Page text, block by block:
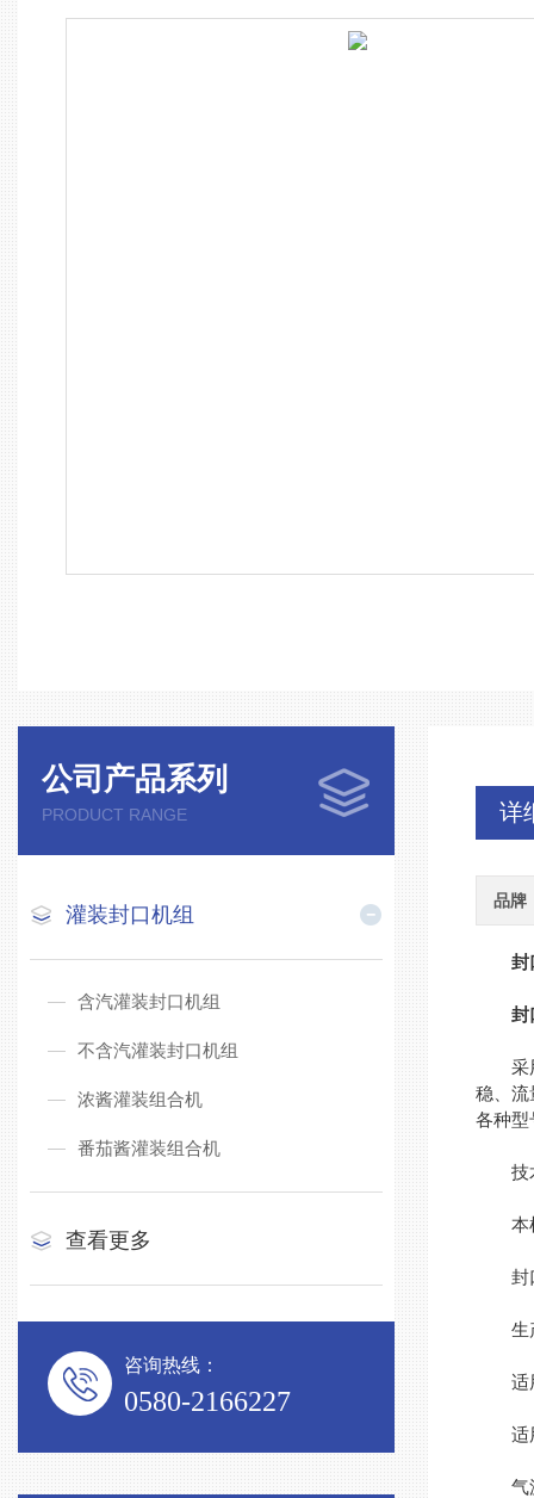
公司产品系列
PRODUCT RANGE
灌装封口机组
含汽灌装封口机组
不含汽灌装封口机组
浓酱灌装组合机
番茄酱灌装组合机
查看更多
咨询热线：
0580-2166227
详
品牌
封
封
采用
稳、流
各种型
技
本机
封口
生产
适用
适用
气源